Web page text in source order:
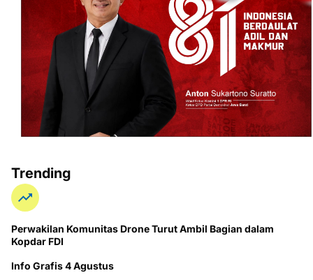
Trending
Perwakilan Komunitas Drone Turut Ambil Bagian dalam
Kopdar FDI
Info Grafis 4 Agustus